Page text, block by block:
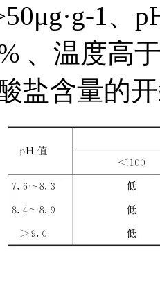
1、
、温度高
盐含量的